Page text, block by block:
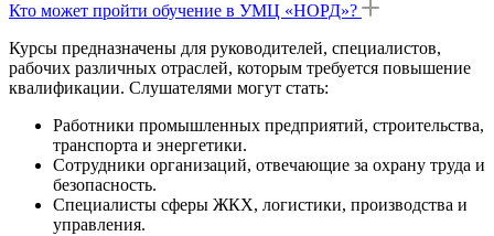
Кто может пройти обучение в УМЦ «НОРД»?
Курсы предназначены для руководителей, специалистов,
рабочих различных отраслей, которым требуется повышение
квалификации. Слушателями могут стать:
Работники промышленных предприятий, строительства,
транспорта и энергетики.
Сотрудники организаций, отвечающие за охрану труда и
безопасность.
Специалисты сферы ЖКХ, логистики, производства и
управления.